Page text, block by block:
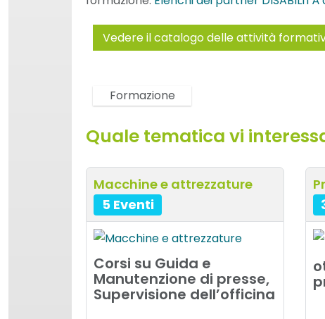
Vedere il catalogo delle attività
Formazione
Quale tematica vi
Macchine e attrezzature
5 Eventi
Corsi su Guida e
Manutenzione di presse,
Supervisione dell’officina
di